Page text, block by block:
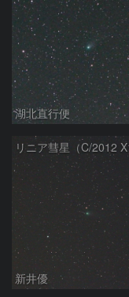
湖北直行便
新井優